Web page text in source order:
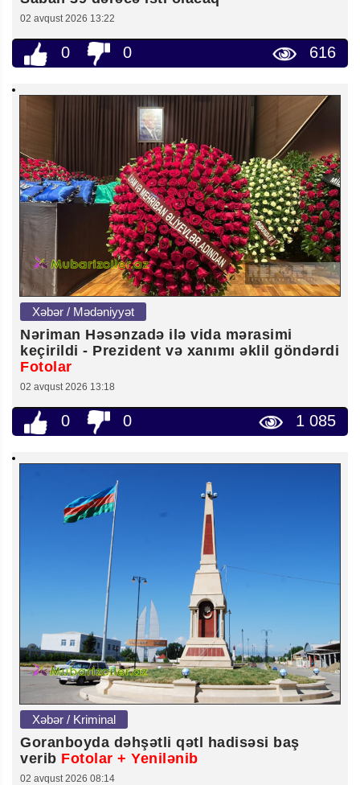
02 avqust 2026 13:22
0 0 616
Xəbər / Mədəniyyət
Nəriman Həsənzadə ilə vida mərasimi
keçirildi - Prezident və xanımı əklil göndərdi
Fotolar
02 avqust 2026 13:18
0 0 1 085
Xəbər / Kriminal
Goranboyda dəhşətli qətl hadisəsi baş
verib Fotolar + Yenilənib
02 avqust 2026 08:14